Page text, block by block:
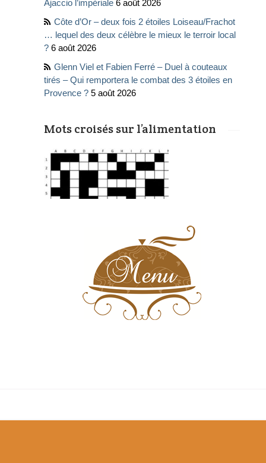
Ajaccio l’impériale 6 août 2026
Côte d’Or – deux fois 2 étoiles Loiseau/Frachot
… lequel des deux célèbre le mieux le terroir local
? 6 août 2026
Glenn Viel et Fabien Ferré – Duel à couteaux
tirés – Qui remportera le combat des 3 étoiles en
Provence ? 5 août 2026
Mots croisés sur l’alimentation